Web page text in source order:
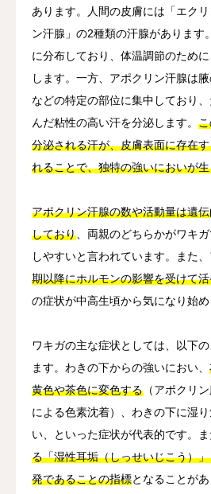
あります。人間の皮膚には「エク
ン汗腺」の2種類の汗腺があります
に分布しており、体温調節のため
します。一方、アポクリン汗腺は
などの特定の部位に集中しており
んだ粘性の高い汗を分泌します。
分泌される汗が、皮膚表面に存在
れることで、独特の強いにおいが
アポクリン汗腺の数や活動量は遺
しており 、両親のどちらかがワキ
しやすいと言われています。また
期以降にホルモンの影響を受けて
の症状が中高生頃から気になり始め
ワキガの主な症状としては、以下
ます。わきの下からの強いにおい、
黄色や茶色に変色する （アポクリ
による色素沈着）、わきの下に湿
い、といった症状が代表的です。ま
る「湿性耳垢（しっせいじこう）
発であることの指標となることがあ